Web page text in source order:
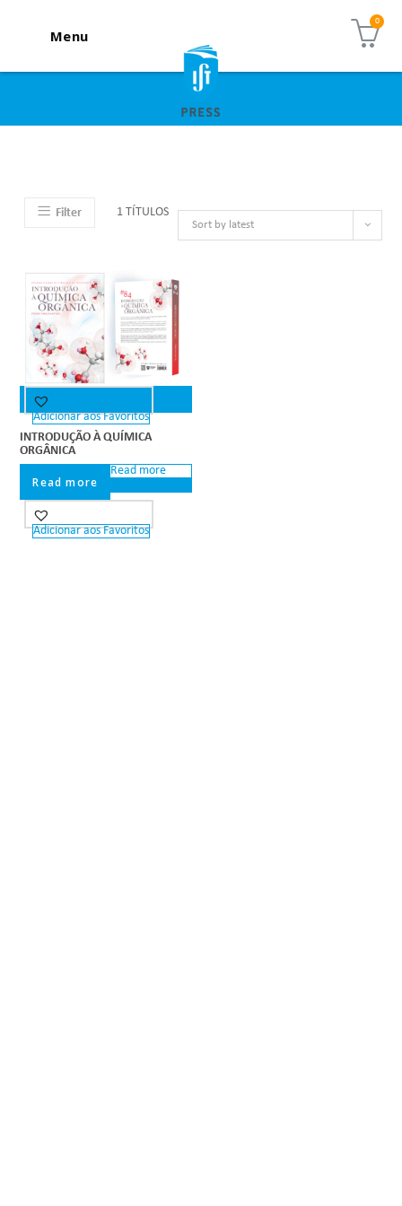
Menu
Filter
Sort by latest
1 TÍTULOS
Adicionar aos Favoritos
INTRODUÇÃO À QUÍMICA
ORGÂNICA
Read more
Read more
Adicionar aos Favoritos